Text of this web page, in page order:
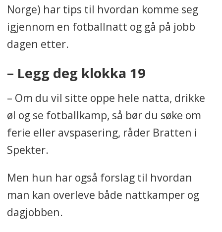
Norge) har tips til hvordan komme seg
igjennom en fotballnatt og gå på jobb
dagen etter.
– Legg deg klokka 19
– Om du vil sitte oppe hele natta, drikke
øl og se fotballkamp, så bør du søke om
ferie eller avspasering, råder Bratten i
Spekter.
Men hun har også forslag til hvordan
man kan overleve både nattkamper og
dagjobben.